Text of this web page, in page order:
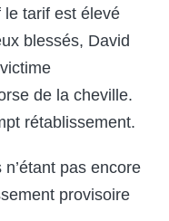
le tarif est élevé
blessés, David
de la cheville.
rétablissement.
pas encore
provisoire